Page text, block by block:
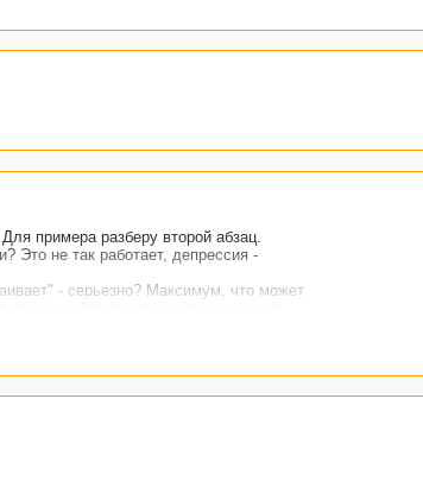
примера разберу второй абзац.
Это не так работает, депрессия -
- серьезно? Максимум, что может